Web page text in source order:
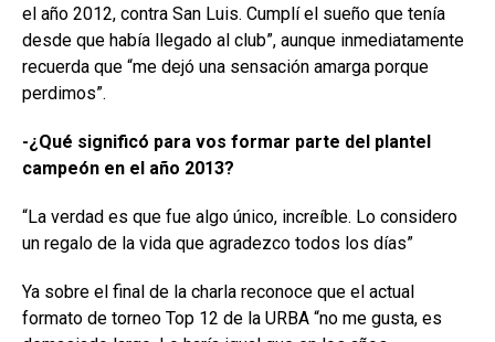
el año 2012, contra San Luis. Cumplí el sueño que tenía
desde que había llegado al club”, aunque inmediatamente
recuerda que “me dejó una sensación amarga porque
perdimos”.
-¿Qué significó para vos formar parte del plantel
campeón en el año 2013?
“La verdad es que fue algo único, increíble. Lo considero
un regalo de la vida que agradezco todos los días”
Ya sobre el final de la charla reconoce que el actual
formato de torneo Top 12 de la URBA “no me gusta, es